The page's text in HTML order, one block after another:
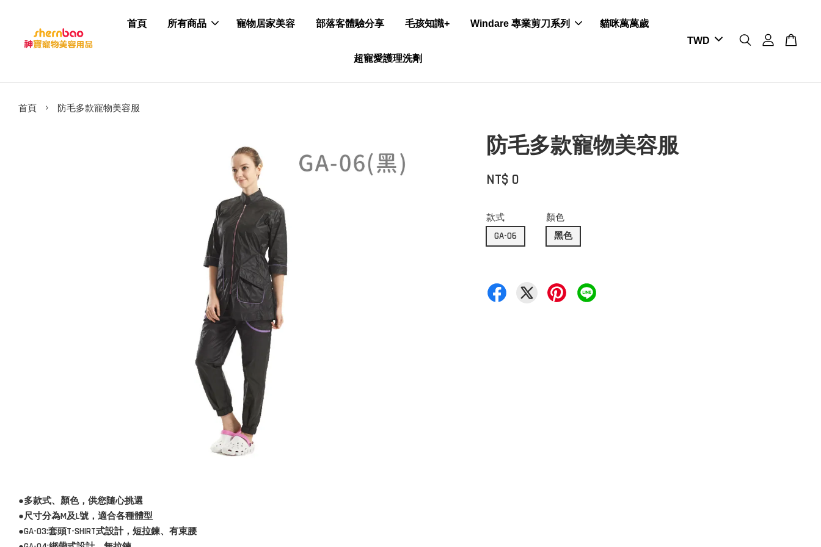
首頁 所有商品 寵物居家美容 部落客體驗分享 毛孩知識+ Windare 專業剪刀系列 貓咪萬萬歲
超寵愛護理洗劑
首頁 › 防毛多款寵物美容服
防毛多款寵物美容服
NT$ 0
款式
GA-06
顏色
黑色
●多款式、顏色，供您隨心挑選
●尺寸分為M及L號，適合各種體型
●GA-03:套頭T-SHIRT式設計，短拉鍊、有束腰